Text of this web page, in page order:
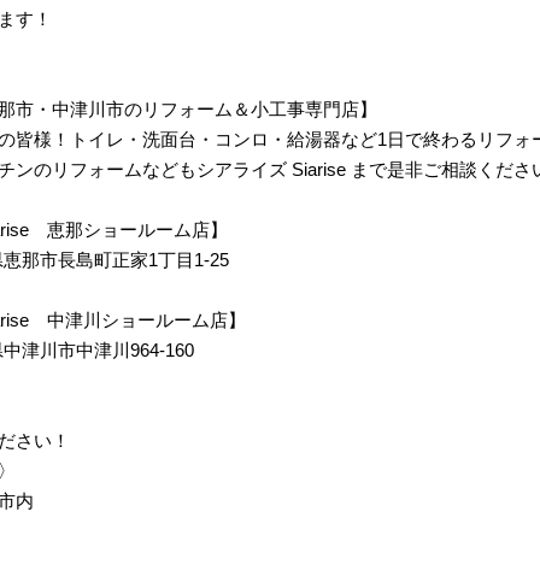
す！
市・中津川市のリフォーム＆小工事専門店】
皆様！トイレ・洗面台・コンロ・給湯器など1日で終わるリフォ
ンのリフォームなどもシアライズ Siarise まで是非ご相談くださ
恵那ショールーム店】
那市長島町正家1丁目1-25
中津川ショールーム店】
津川市中津川964-160
さい！
内